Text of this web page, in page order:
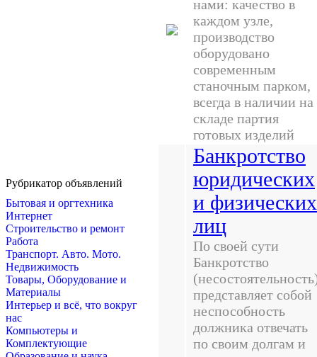
Рубрикатор объявлений
Бытовая и оргтехника
Интернет
Строительство и ремонт
Работа
Транспорт. Авто. Мото.
Недвижимость
Товары, Оборудование и
Материалы
Интерьер и всё, что вокруг
нас
Компьютеры и
Комплектующие
нами: качество в
каждом узле,
производство
оборудовано
современным
станочным парком,
всегда в наличии на
складе партия
готовых изделий
Банкротство
юридических
и физических
лиц
По своей сути
Банкротство
представляет собой
неспособность
должника отвечать
по своим долгам и